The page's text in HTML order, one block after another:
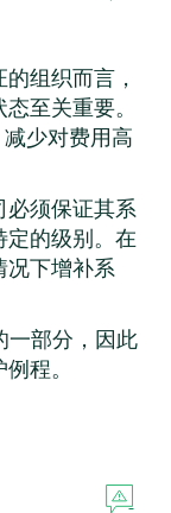
组织而言，
至关重要。
少对费用高
必须保证其系
定的级别。在
况下增补系
一部分，因此
程。